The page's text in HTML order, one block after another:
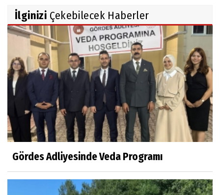
İlginizi Çekebilecek Haberler
Gördes Adliyesinde Veda Programı